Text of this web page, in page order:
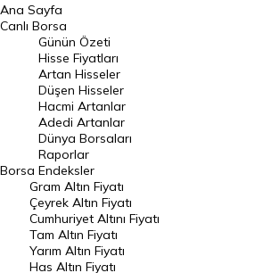
BIST 100 Hisseleri
En Çok Artan Hisseler
En Çok Düşen Hisseler
Hacmi Artanlar
Geçmiş Kapanışlar
Dünya Borsaları
Raporlar
Endeksler
DÖVİZ
Ana Sayfa
Canlı Borsa
Borsa
Günün Özeti
Hisse Fiyatları
Artan Hisseler
Düşen Hisseler
Hacmi Artanlar
Adedi Artanlar
Dünya Borsaları
Raporlar
Endeksler
Gram Altın Fiyatı
Çeyrek Altın Fiyatı
Cumhuriyet Altını Fiyatı
Tam Altın Fiyatı
Yarım Altın Fiyatı
Has Altın Fiyatı